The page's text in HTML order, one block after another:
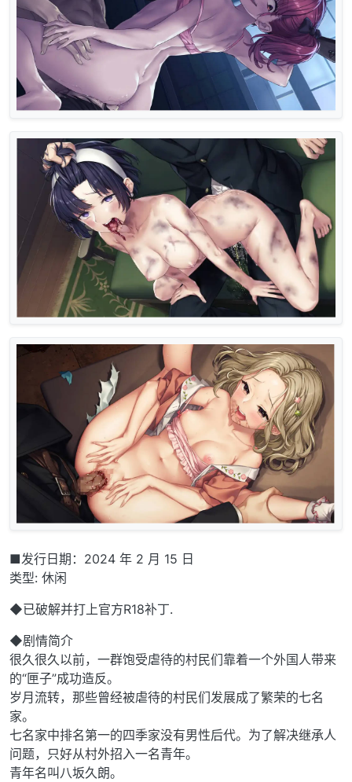
■发行日期：2024 年 2 月 15 日
类型: 休闲
◆已破解并打上官方R18补丁.
◆剧情简介
很久很久以前，一群饱受虐待的村民们靠着一个外国人带来
的“匣子”成功造反。
岁月流转，那些曾经被虐待的村民们发展成了繁荣的七名
家。
七名家中排名第一的四季家没有男性后代。为了解决继承人
问题，只好从村外招入一名青年。
青年名叫八坂久朗。